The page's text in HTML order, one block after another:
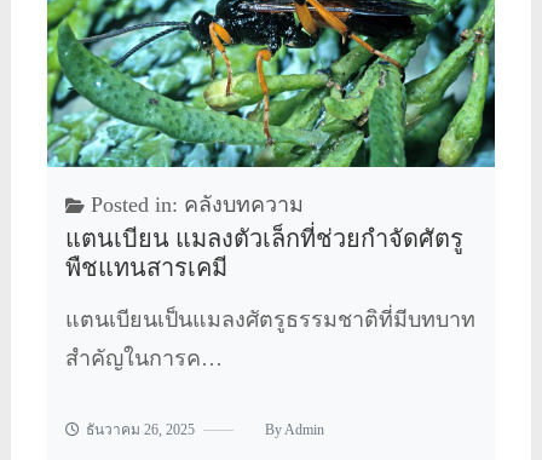
Posted in: คลังบทความ
แตนเบียน แมลงตัวเล็กที่ช่วยกำจัดศัตรู
พืชแทนสารเคมี
แตนเบียนเป็นแมลงศัตรูธรรมชาติที่มีบทบาท
สำคัญในการค…
ธันวาคม 26, 2025 ByAdmin